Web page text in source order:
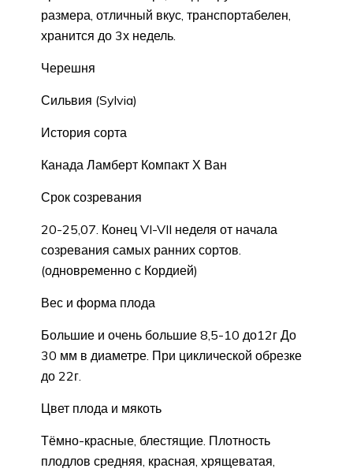
размера, отличный вкус, транспортабелен,
хранится до 3х недель.
Черешня
Сильвия (Sylvia)
История сорта
Канада Ламберт Компакт Х Ван
Срок созревания
20-25,07. Конец VI-VII неделя от начала
созревания самых ранних сортов.
(одновременно с Кордией)
Вес и форма плода
Большие и очень большие 8,5-10 до12г До
30 мм в диаметре. При циклической обрезке
до 22г.
Цвет плода и мякоть
Тёмно-красные, блестящие. Плотность
плодлов средняя, красная, хрящеватая,